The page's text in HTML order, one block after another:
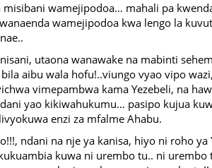
wamejipodoa… mahali pa
wamejipodoa kwa lengo la
utaona wanawake na mabinti
bila aibu wala hofu!..viungo vyao vipo
vimepambwa kama Yezebeli, na
yao kikiwahukumu… pasipo kujua
enzi za mfalme Ahabu.
ndani na nje ya kanisa, hiyo ni roho ya
kuwa ni urembo tu.. ni urembo